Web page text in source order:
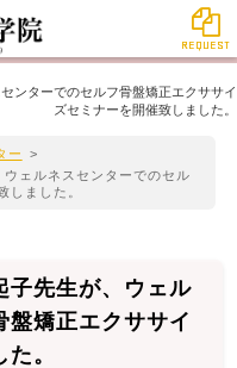
ンターでのセルフ骨盤矯正エクササイ
ズセミナーを開催致しました。
ー
>
ェルネスセンターでのセル
しました。
子先生が、ウェル
盤矯正エクササイ
。
REQUEST